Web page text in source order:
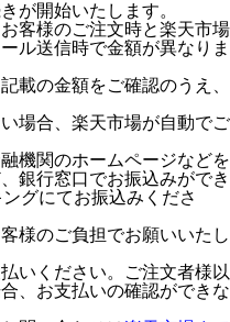
が開始いたします。
客様のご注文時と楽天市場
ル送信時で金額が異なりま
載の金額をご確認のうえ、
場合、楽天市場が自動でご
機関のホームページなどを
銀行窓口でお振込みができ
グにてお振込みくださ
様のご負担でお願いいたし
いください。ご注文者様以
、お支払いの確認ができな